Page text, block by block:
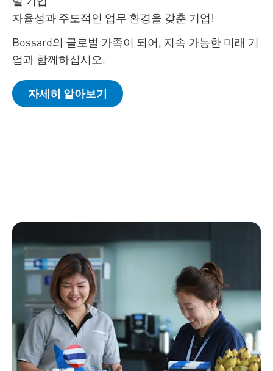
자율성과 주도적인 업무 환경을 갖춘 기업!
Bossard의 글로벌 가족이 되어, 지속 가능한 미래 기
업과 함께하십시오.
자세히 알아보기